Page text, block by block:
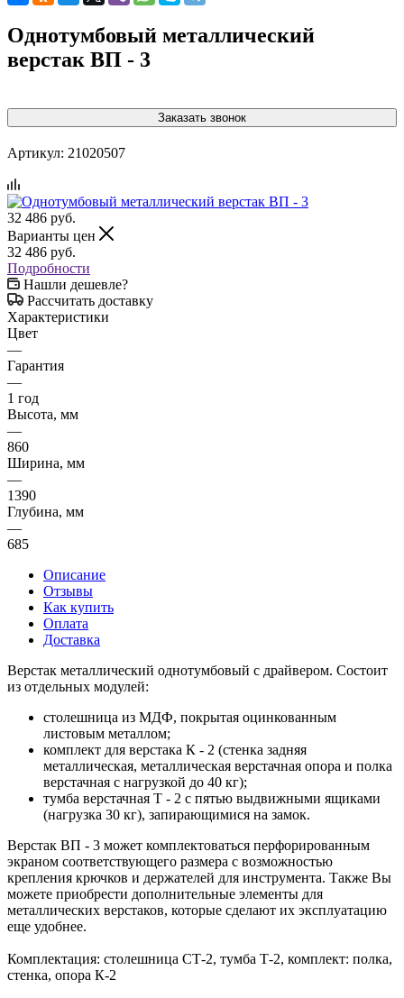
Однотумбовый металлический
верстак ВП - 3
Заказать звонок
Артикул: 21020507
32 486 руб.
Варианты цен
32 486 руб.
Подробности
Нашли дешевле?
Рассчитать доставку
Характеристики
Цвет
—
Гарантия
—
1 год
Высота, мм
—
860
Ширина, мм
—
1390
Глубина, мм
—
685
Описание
Отзывы
Как купить
Оплата
Доставка
Верстак металлический однотумбовый с драйвером. Состоит
из отдельных модулей:
столешница из МДФ, покрытая оцинкованным
листовым металлом;
комплект для верстака К - 2 (стенка задняя
металлическая, металлическая верстачная опора и полка
верстачная с нагрузкой до 40 кг);
тумба верстачная Т - 2 с пятью выдвижными ящиками
(нагрузка 30 кг), запирающимися на замок.
Верстак ВП - 3 может комплектоваться перфорированным
экраном соответствующего размера с возможностью
крепления крючков и держателей для инструмента. Также Вы
можете приобрести дополнительные элементы для
металлических верстаков, которые сделают их эксплуатацию
еще удобнее.
Комплектация: cтолешница СТ-2, тумба Т-2, комплект: полка,
стенка, опора К-2